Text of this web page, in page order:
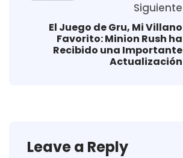
Siguiente
El Juego de Gru, Mi Villano
Favorito: Minion Rush ha
Recibido una Importante
Actualización
Leave a Reply